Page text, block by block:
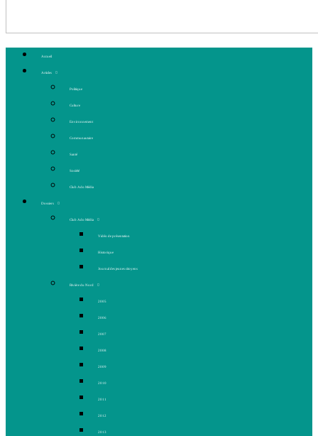
Accueil
Articles
Politique
Culture
Environnement
Communautaire
Santé
Société
Club Ado Média
Dossiers
Club Ado Média
Vidéo de présentation
Historique
Journal des jeunes citoyens
Rivière du Nord
2005
2006
2007
2008
2009
2010
2011
2012
2013